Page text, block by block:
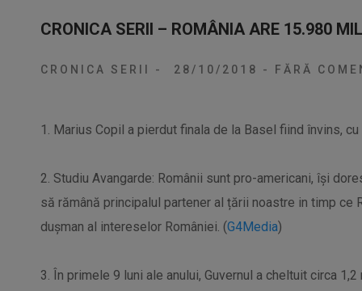
CRONICA SERII – ROMÂNIA ARE 15.980
CRONICA SERII - 28/10/2018 - FĂRĂ
1. Marius Copil a pierdut finala de la Basel fiind învins,
2. Studiu Avangarde: Românii sunt pro-americani, își
să rămână principalul partener al țării noastre in timp ce
dușman al intereselor României. (G4Media)
3. În primele 9 luni ale anului, Guvernul a cheltuit circa